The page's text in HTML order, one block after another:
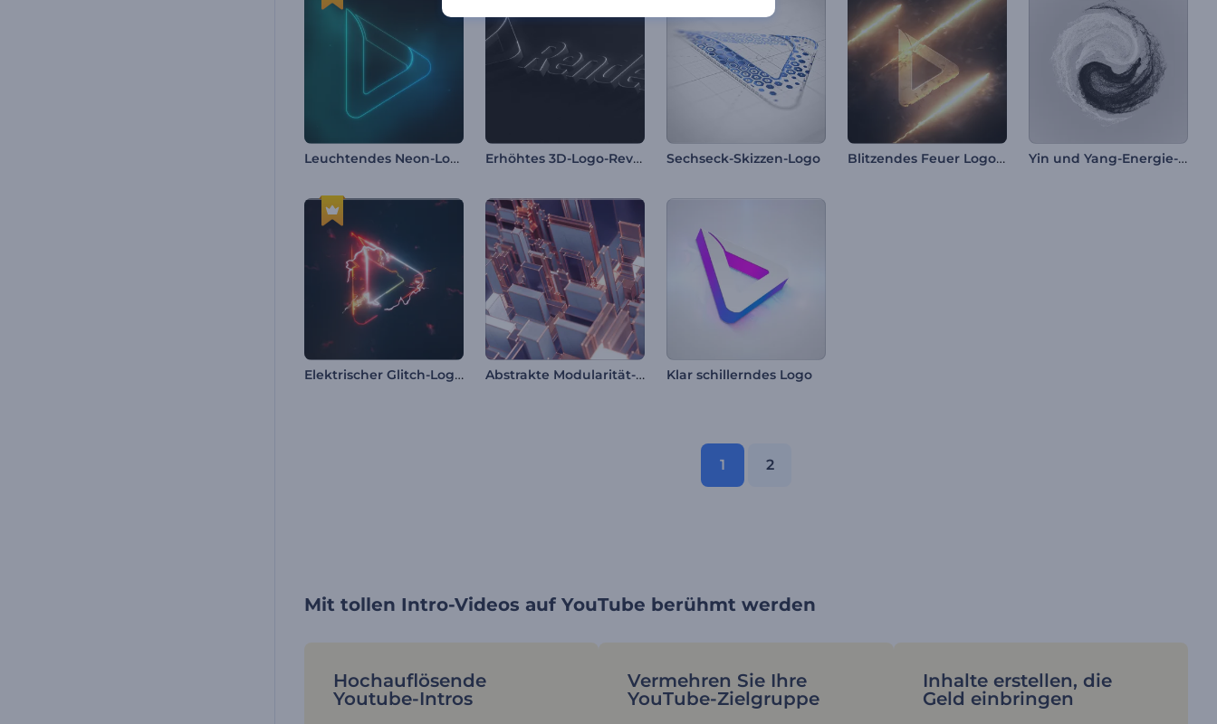
Leuchtendes Neon-Logo Erhöhtes 3D-Logo-Reveal Sechseck-Skizzen-Logo Blitzendes Feuer Logo-Reveal Yin und Yang-Energie-Intro
Elektrischer Glitch-Logo-Reveal Abstrakte Modularität-Logo Klar schillerndes Logo
1 2
Mit tollen Intro-Videos auf YouTube berühmt werden
Hochauflösende
Youtube-Intros
Vermehren Sie Ihre
YouTube-Zielgruppe
Inhalte erstellen, die
Geld einbringen